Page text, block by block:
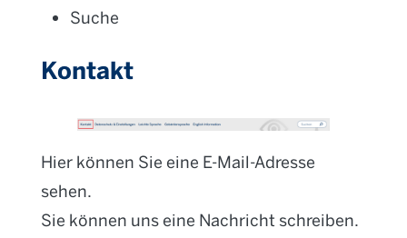
Suche
Kontakt
Hier können Sie eine E-Mail-Adresse
sehen.
Sie können uns eine Nachricht schreiben.